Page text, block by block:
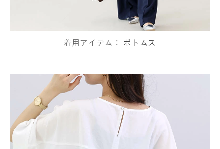
着用アイテム： ボトムス